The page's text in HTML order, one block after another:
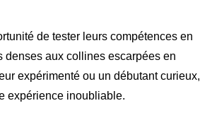
de tester leurs compétences en
denses aux collines escarpées en
expérimenté ou un débutant curieux,
expérience inoubliable.